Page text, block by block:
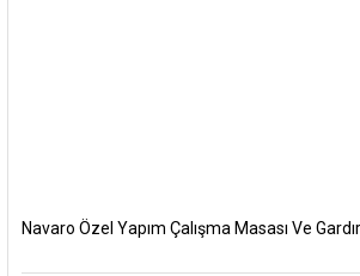
Navaro Özel Yapım Çalışma Masası Ve